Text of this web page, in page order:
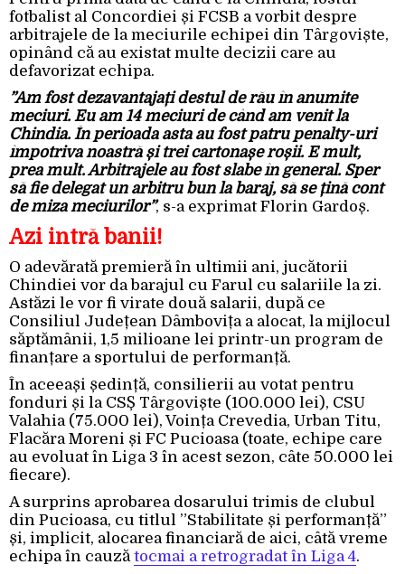
fotbalist al Concordiei și FCSB a vorbit despre
arbitrajele de la meciurile echipei din Târgoviște,
opinând că au existat multe decizii care au
defavorizat echipa.
”Am fost dezavantajați destul de rău în anumite
meciuri. Eu am 14 meciuri de când am venit la
Chindia. În perioada asta au fost patru penalty-uri
împotriva noastră și trei cartonașe roșii. E mult,
prea mult. Arbitrajele au fost slabe în general. Sper
să fie delegat un arbitru bun la baraj, să se țină cont
de miza meciurilor”, s-a exprimat Florin Gardoș.
Azi intră banii!
O adevărată premieră în ultimii ani, jucătorii
Chindiei vor da barajul cu Farul cu salariile la zi.
Astăzi le vor fi virate două salarii, după ce
Consiliul Județean Dâmbovița a alocat, la mijlocul
săptămânii, 1,5 milioane lei printr-un program de
finanțare a sportului de performanță.
În aceeași ședință, consilierii au votat pentru
fonduri și la CSȘ Târgoviște (100.000 lei), CSU
Valahia (75.000 lei), Voința Crevedia, Urban Titu,
Flacăra Moreni și FC Pucioasa (toate, echipe care
au evoluat în Liga 3 în acest sezon, câte 50.000 lei
fiecare).
A surprins aprobarea dosarului trimis de clubul
din Pucioasa, cu titlul ”Stabilitate și performanță”
și, implicit, alocarea financiară de aici, câtă vreme
echipa în cauzătocmai a retrogradat în Liga 4.